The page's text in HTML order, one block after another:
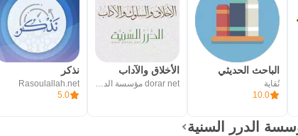
الباحث الحديثي
نُقاية
10.0
الأخلاق والآداب
dorar net مؤسسة الدرر السنية
نذكر
Rasoulallah.net
5.0